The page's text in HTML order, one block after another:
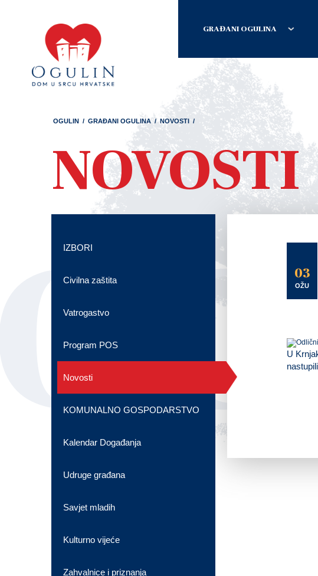
GRAĐANI OGULINA
OGULIN / GRAĐANI OGULINA / NOVOSTI /
NOVOSTI
03
OŽU
U
IZBORI
Civilna zaštita
Vatrogastvo
Program POS
Novosti
KOMUNALNO GOSPODARSTVO
Kalendar Događanja
Udruge građana
Savjet mladih
Kulturno vijeće
Zahvalnice i priznanja